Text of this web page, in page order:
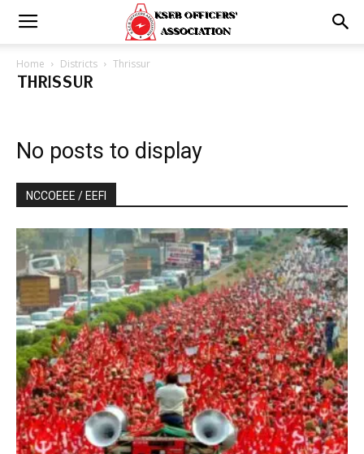
Home Districts Thrissur
THRISSUR
No posts to display
NCCOEEE / EEFI